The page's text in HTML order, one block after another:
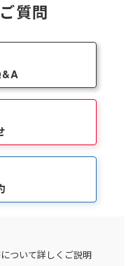
質問
ついて詳しくご説明